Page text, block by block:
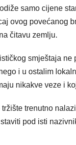
samo cijene
ovog povećanog
čitavu zemlju.
smještaja
i u ostalim
nikakve veze i
trenutno
pod isti